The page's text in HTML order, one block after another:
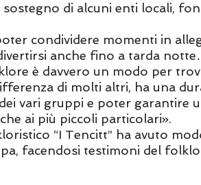
di alcuni enti locali,
condividere momenti in
anche fino a tarda
è davvero un modo per
di molti altri, ha una
vari gruppi e poter garantire
ai più piccoli particolari».
“I Tencitt” ha avuto
facendosi testimoni del